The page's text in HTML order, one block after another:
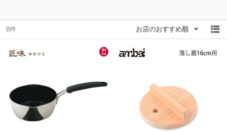
8件 お店のおすすめ順
除外ワード
除外ワード